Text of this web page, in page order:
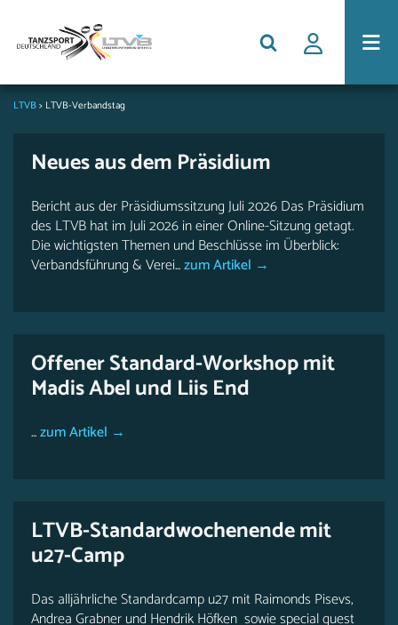
LTVB> LTVB-Verbandstag
Neues aus dem Präsidium
Bericht aus der Präsidiumssitzung Juli 2026 Das Präsidium
des LTVB hat im Juli 2026 in einer Online-Sitzung getagt.
Die wichtigsten Themen und Beschlüsse im Überblick:
Verbandsführung & Verei...zum Artikel →
Offener Standard-Workshop mit
Madis Abel und Liis End
...zum Artikel →
LTVB-Standardwochenende mit
u27-Camp
Das alljährliche Standardcamp u27 mit Raimonds Pisevs,
Andrea Grabner und Hendrik Höfken sowie special guest